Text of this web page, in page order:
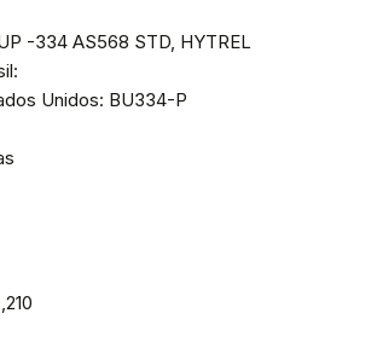
-334 AS568 STD, HYTREL
Unidos: BU334-P